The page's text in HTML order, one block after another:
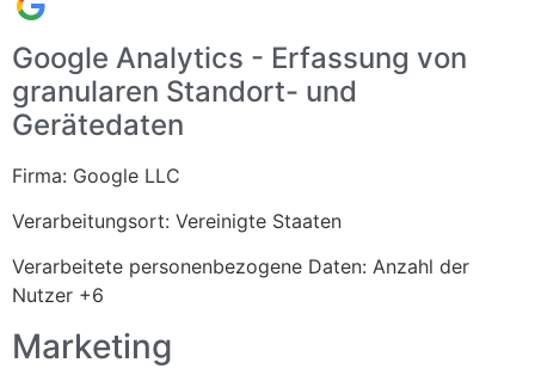
Google Analytics - Erfassung von
granularen Standort- und
Gerätedaten
Firma: Google LLC
Verarbeitungsort: Vereinigte Staaten
Verarbeitete personenbezogene Daten: Anzahl der
Nutzer +6
Marketing